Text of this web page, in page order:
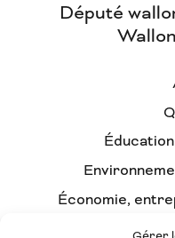
Député
Économie,
Démocratie